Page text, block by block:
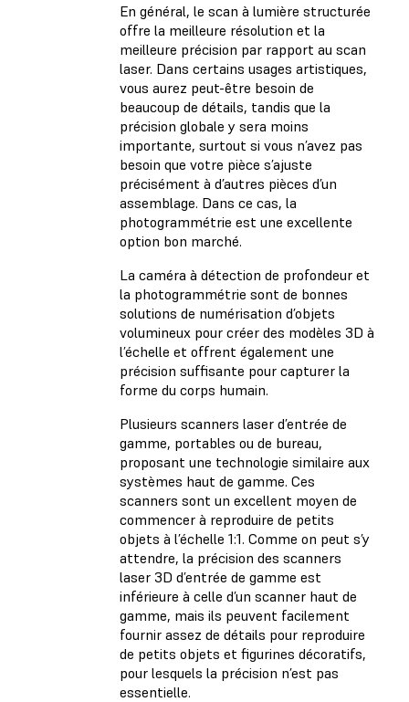
En général, le scan à lumière structurée
offre la meilleure résolution et la
meilleure précision par rapport au scan
laser. Dans certains usages artistiques,
vous aurez peut-être besoin de
beaucoup de détails, tandis que la
précision globale y sera moins
importante, surtout si vous n’avez pas
besoin que votre pièce s’ajuste
précisément à d’autres pièces d’un
assemblage. Dans ce cas, la
photogrammétrie est une excellente
option bon marché.
La caméra à détection de profondeur et
la photogrammétrie sont de bonnes
solutions de numérisation d’objets
volumineux pour créer des modèles 3D à
l’échelle et offrent également une
précision suffisante pour capturer la
forme du corps humain.
Plusieurs scanners laser d’entrée de
gamme, portables ou de bureau,
proposant une technologie similaire aux
systèmes haut de gamme. Ces
scanners sont un excellent moyen de
commencer à reproduire de petits
objets à l’échelle 1:1. Comme on peut s’y
attendre, la précision des scanners
laser 3D d’entrée de gamme est
inférieure à celle d’un scanner haut de
gamme, mais ils peuvent facilement
fournir assez de détails pour reproduire
de petits objets et figurines décoratifs,
pour lesquels la précision n’est pas
essentielle.